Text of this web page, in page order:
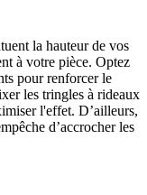
la hauteur de vos
à votre pièce. Optez
pour renforcer le
les tringles à rideaux
l'effet. D’ailleurs,
d’accrocher les